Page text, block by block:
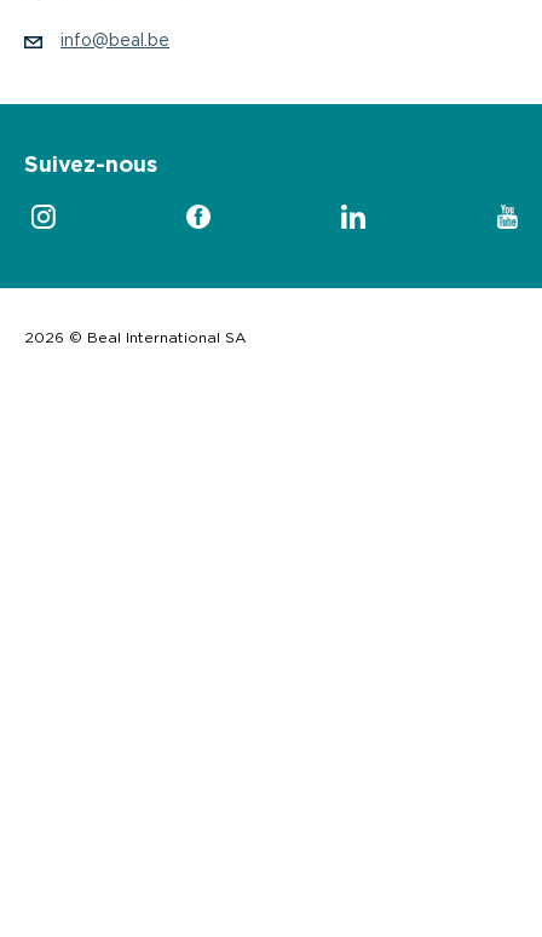
info@beal.be
Suivez-nous
2026 © Beal International SA